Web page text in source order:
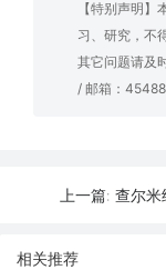
【特别声明
习、研究，不
其它问题请及
/ 邮箱：
上一篇: 查尔米
相关推荐